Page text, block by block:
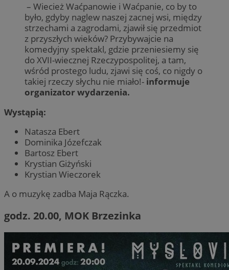
– Wiecież Waćpanowie i Waćpanie, co by to
było, gdyby naglew naszej zacnej wsi, między
strzechami a zagrodami, zjawił się przedmiot
z przyszłych wieków? Przybywajcie na
komedyjny spektakl, gdzie przeniesiemy się
do XVII-wiecznej Rzeczypospolitej, a tam,
wśród prostego ludu, zjawi się coś, co nigdy o
takiej rzeczy słychu nie miało!- informuje
organizator wydarzenia.
Wystąpią:
Natasza Ebert
Dominika Józefczak
Bartosz Ebert
Krystian Giżyński
Krystian Wieczorek
A o muzykę zadba Maja Rączka.
godz. 20.00, MOK Brzezinka